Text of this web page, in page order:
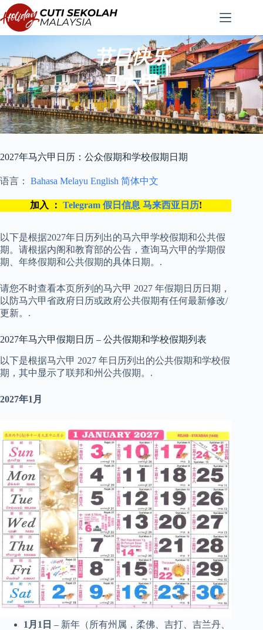
至
内
节日快乐
马六甲
2027年马六甲日历：公众假期和学校假期日期
语言： Bahasa Melayu English 简体中文
加入 ： Telegram 假日信息 马来西亚日历!
以下是根据2027年日历列出的马六甲学校假期和公共假
期。请根据内阁和教育部的公告，查询马六甲的学期假
期、年终假期和公共假期的具体日期。.
请您不时查看本页所列的马六甲 2027 年假期日历日期，
以防马六甲省政府日历或政府公共假期有任何最新修改/
更新。.
2027年马六甲假期日历 – 公共假期和学校假期列表
以下是根据马六甲 2027 年日历列出的公共假期和学校假
期，其中显示了联邦和州公共假期。.
2027年1月
1月1日 – 新年（所有州属，柔佛、吉打、吉兰丹、